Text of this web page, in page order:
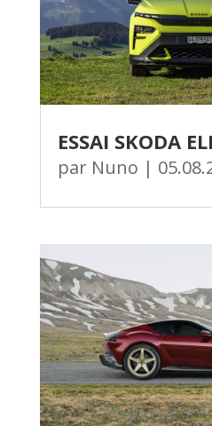
ESSAI SKODA
par Nuno |